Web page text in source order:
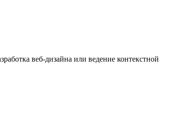
веб-дизайна или ведение контекстной